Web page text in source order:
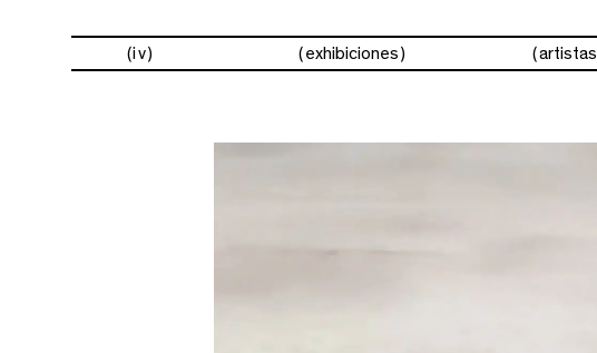
(iv) exhibiciones artistas